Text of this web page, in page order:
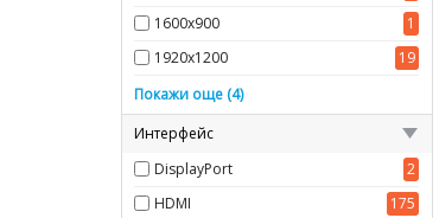
1600x900
1
1920x1200
19
2560x1440
2560x1600
1
3840x2160
1
1920x1080
144
Покажи още (4)
Интерфейс
DisplayPort
2
HDMI
175